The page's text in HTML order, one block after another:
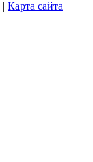
| Карта сайта